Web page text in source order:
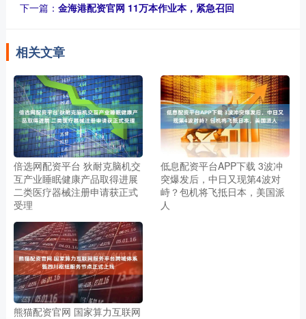
下一篇： 金海港配资官网 11万本作业本，紧急召回
相关文章
倍选网配资平台 狄耐克脑机交
互产业睡眠健康产品取得进展
二类医疗器械注册申请获正式
受理
低息配资平台APP下载 3波冲
突爆发后，中日又现第4波对
峙？包机将飞抵日本，美国派
人
熊猫配资官网 国家算力互联网